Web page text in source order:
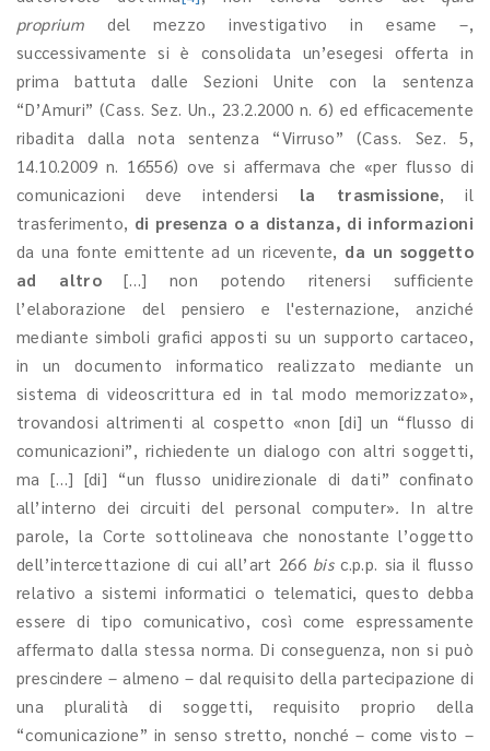
proprium del mezzo investigativo in esame –,
successivamente si è consolidata un’esegesi offerta in
prima battuta dalle Sezioni Unite con la sentenza
“D’Amuri” (Cass. Sez. Un., 23.2.2000 n. 6) ed efficacemente
ribadita dalla nota sentenza “Virruso” (Cass. Sez. 5,
14.10.2009 n. 16556) ove si affermava che «per flusso di
comunicazioni deve intendersi la trasmissione, il
trasferimento, di presenza o a distanza, di informazioni
da una fonte emittente ad un ricevente, da un soggetto
ad altro[…] non potendo ritenersi sufficiente
l’elaborazione del pensiero e l'esternazione, anziché
mediante simboli grafici apposti su un supporto cartaceo,
in un documento informatico realizzato mediante un
sistema di videoscrittura ed in tal modo memorizzato»,
trovandosi altrimenti al cospetto «non [di] un “flusso di
comunicazioni”, richiedente un dialogo con altri soggetti,
ma […] [di] “un flusso unidirezionale di dati” confinato
all’interno dei circuiti del personal computer». In altre
parole, la Corte sottolineava che nonostante l’oggetto
dell’intercettazione di cui all’art 266 bisc.p.p. sia il flusso
relativo a sistemi informatici o telematici, questo debba
essere di tipo comunicativo, così come espressamente
affermato dalla stessa norma. Di conseguenza, non si può
prescindere – almeno – dal requisito della partecipazione di
una pluralità di soggetti, requisito proprio della
“comunicazione” in senso stretto, nonché – come visto –